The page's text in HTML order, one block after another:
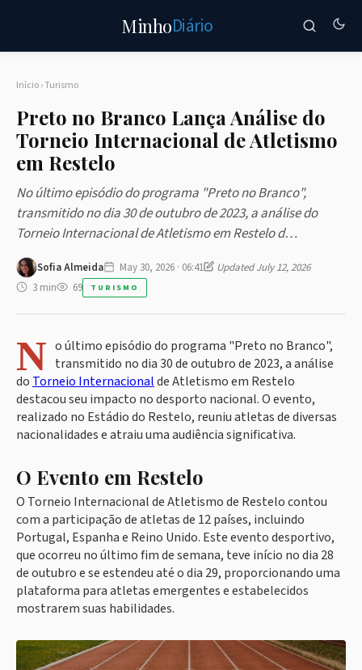
MinhoDiário
Início›Turismo
Preto no Branco Lança Análise do
Torneio Internacional de Atletismo
em Restelo
No último episódio do programa "Preto no Branco",
transmitido no dia 30 de outubro de 2023, a análise do
Torneio Internacional de Atletismo em Restelo d…
Sofia Almeida May 30, 2026 · 06:41
Updated July 12, 2026
3 min
69 TURISMO
N o último episódio do programa "Preto no Branco",
transmitido no dia 30 de outubro de 2023, a análise
do Torneio Internacionalde Atletismo em Restelo
destacou seu impacto no desporto nacional. O evento,
realizado no Estádio do Restelo, reuniu atletas de diversas
nacionalidades e atraiu uma audiência significativa.
O Evento em Restelo
O Torneio Internacional de Atletismo de Restelo contou
com a participação de atletas de 12 países, incluindo
Portugal, Espanha e Reino Unido. Este evento desportivo,
que ocorreu no último fim de semana, teve início no dia 28
de outubro e se estendeu até o dia 29, proporcionando uma
plataforma para atletas emergentes e estabelecidos
mostrarem suas habilidades.